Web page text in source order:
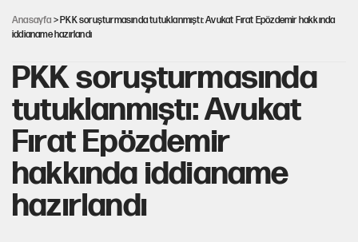
Anasayfa > PKK soruşturmasında tutuklanmıştı: Avukat Fırat Epözdemir hakkında
iddianame hazırlandı
PKK soruşturmasında
tutuklanmıştı: Avukat
Fırat Epözdemir
hakkında iddianame
hazırlandı